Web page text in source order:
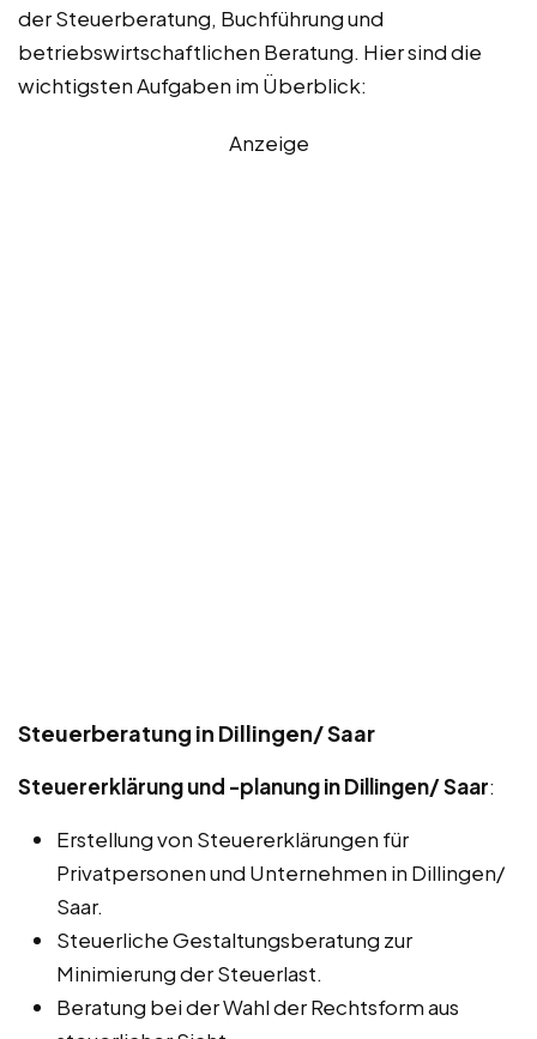
der Steuerberatung, Buchführung und
betriebswirtschaftlichen Beratung. Hier sind die
wichtigsten Aufgaben im Überblick:
Anzeige
Steuerberatung in Dillingen/ Saar
Steuererklärung und -planung in Dillingen/ Saar:
Erstellung von Steuererklärungen für
Privatpersonen und Unternehmen in Dillingen/
Saar.
Steuerliche Gestaltungsberatung zur
Minimierung der Steuerlast.
Beratung bei der Wahl der Rechtsform aus